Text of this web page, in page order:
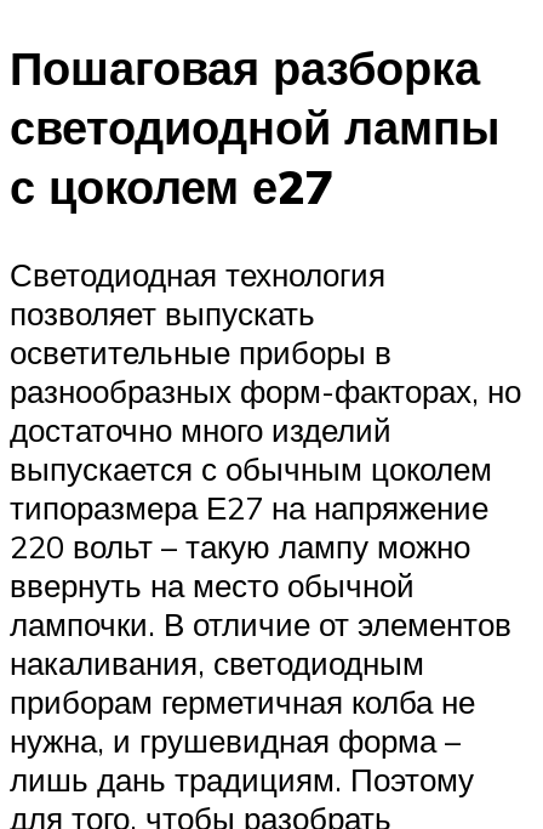
Пошаговая разборка
светодиодной лампы
с цоколем е27
Светодиодная технология
позволяет выпускать
осветительные приборы в
разнообразных форм-факторах, но
достаточно много изделий
выпускается с обычным цоколем
типоразмера Е27 на напряжение
220 вольт – такую лампу можно
ввернуть на место обычной
лампочки. В отличие от элементов
накаливания, светодиодным
приборам герметичная колба не
нужна, и грушевидная форма –
лишь дань традициям. Поэтому
для того, чтобы разобрать